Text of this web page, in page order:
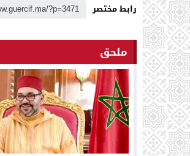
رابط مختصر
ملحق